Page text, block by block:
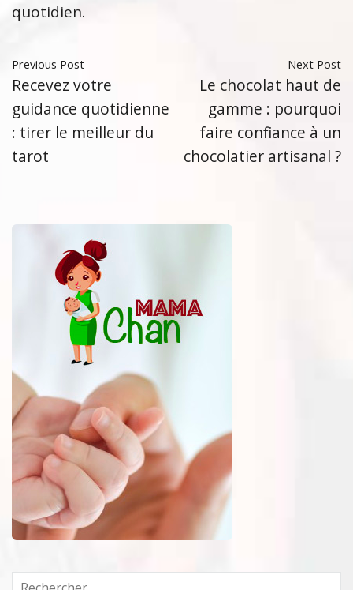
quotidien.
Previous Post
Recevez votre
guidance quotidienne
: tirer le meilleur du
tarot
Next Post
Le chocolat haut de
gamme : pourquoi
faire confiance à un
chocolatier artisanal ?